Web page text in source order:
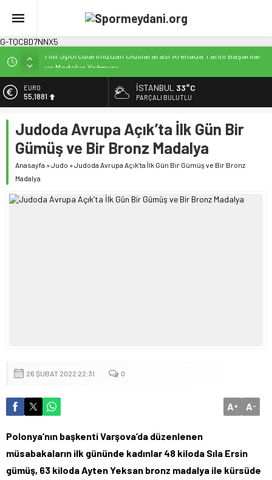
G-TQCBD7NNX5
Milli Sporcularımızdan Uluslararası Arenada Tarihi Başarılar
ve Madalya Yağmuru
Karanlığa Karşı Omuz Omuza: Sporun Dönüştürücü Gücüyle
Toplumsal Farkındalık Gecesi
İstanbul’da Doğa Kampı ile Yeni Bir Dönem Başlıyor
Fenerbahçe Kadın Futbolunda Yeni Bir Yapılanma ve
Finansal Dönüşüm
Efor Çay’dan Futbola Destek: Efor Çay, Erbaaspor’un Yeni
Gücü Oldu
EURO
55,1881
6.660,55
BİST
13.779,39
DOLAR
İSTANBUL 33°C
PARÇALI BULUTLU
Judoda Avrupa Açık’ta İlk Gün Bir
Gümüş ve Bir Bronz Madalya
Anasayfa »Judo »Judoda Avrupa Açık’ta İlk Gün Bir Gümüş ve Bir Bronz
Madalya
26 ŞUBAT 2022 22:31 0
A+ A-
Polonya’nın başkenti Varşova’da düzenlenen
müsabakaların ilk gününde kadınlar 48 kiloda Sıla Ersin
gümüş, 63 kiloda Ayten Yeksan bronz madalya ile kürsüde